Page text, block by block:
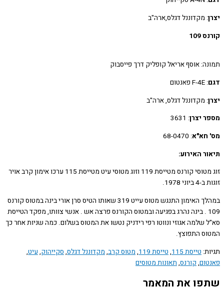
: מקדוננל דגלס,ארה"ב
אוסף אריאל קופליק דרך פייסבוק
: מקדוננל דגלס, ארה"ב
יצרן: 3631
: 68-0470
האירוע:
זוג מטוסי קורנס מטייסת 119 וזוג מטוסי עיט מטייסת 115 ערכו אימון קרב אויר
1978.
במהלך האימון התנגש מטוס עייט 319 שאותו הטיס סרן אורי בינה במטוס קורנס
109 . בינה נהרג בפגיעה ובמטוס הקורנס פרצה אש . אנשי צוותו, מפקד הטייסת
שלמה אגוזי ונווטו רפי רידניק נטשו את המטוס בשלום. כמה שניות אחר כך
התפוצץ.
טייסת 115 , טייסת 119 , מטוס קרב, מקדוננל דגלס,סקייהוק,עיט,
,קורנס ,תאונות מטוסים
את המאמר